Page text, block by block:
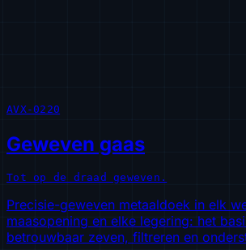
AVX-0220
Geweven gaas
Tot op de draad geweven.
Precisie-geweven metaaldoek in elk
maasopening en elke legering: het
betrouwbaar zeven, filtreren en